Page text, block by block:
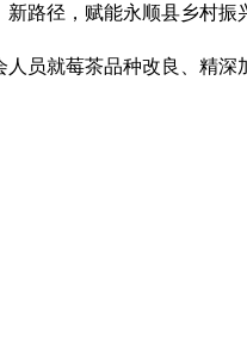
新路径，赋能永顺县乡村振
人员就莓茶品种改良、精深